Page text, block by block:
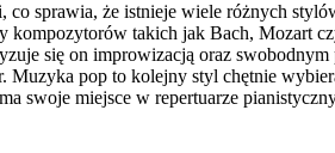
sprawia, że istnieje wiele różnych
takich jak Bach, Mozart
się on improwizacją oraz
Muzyka pop to kolejny styl chętnie
swoje miejsce w repertuarze